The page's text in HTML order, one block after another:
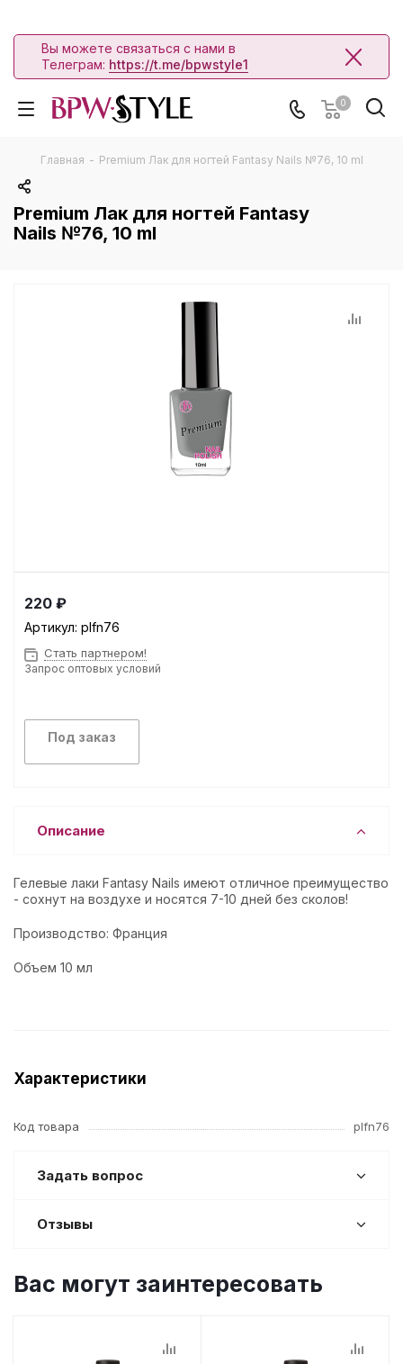
Вы можете связаться с нами в
Телеграм: https://t.me/bpwstyle1
0
Главная - Premium Лак для ногтей Fantasy Nails №76, 10 ml
Premium Лак для ногтей Fantasy
Nails №76, 10 ml
220 ₽
Артикул: plfn76
Стать партнером!
Запрос оптовых условий
Под заказ
Описание
Гелевые лаки Fantasy Nails имеют отличное преимущество
- сохнут на воздухе и носятся 7-10 дней без сколов!
Производство: Франция
Объем 10 мл
Характеристики
Код товара plfn76
Задать вопрос
Отзывы
Вас могут заинтересовать